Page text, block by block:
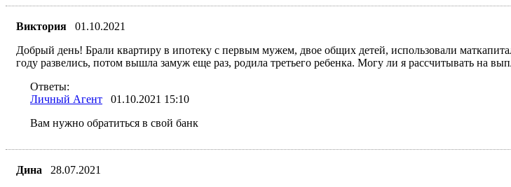
Виктория
01.10.2021
Добрый день! Брали квартиру в ипотеку с первым мужем, двое общих детей, использовали
году развелись, потом вышла замуж еще раз, родила третьего ребенка. Могу ли я рассчитывать на
Ответы:
Личный Агент
01.10.2021 15:10
Вам нужно обратиться в свой банк
Дина
28.07.2021